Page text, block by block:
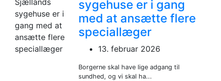
sygehuse er i gang
med at ansætte flere
speciallæger
13. februar 2026
Borgerne skal have lige adgang til
sundhed, og vi skal ha...